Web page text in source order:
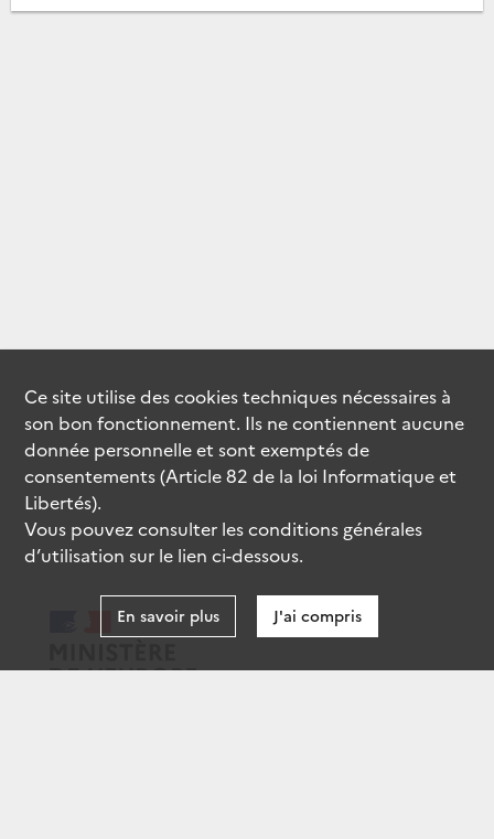
Ce site utilise descookiestechniques nécessaires à
son bon fonctionnement. Ils ne contiennent aucune
donnée personnelle et sont exemptés de
consentements (Article 82 de la loi Informatique et
Libertés).
Vous pouvez consulter les conditions générales
d’utilisation sur le lien ci-dessous.
En savoir plus J'ai compris